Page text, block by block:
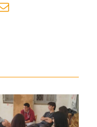
Email